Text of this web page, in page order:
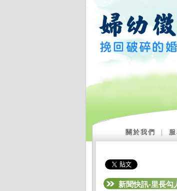
關於我們
新聞快訊-里長勾